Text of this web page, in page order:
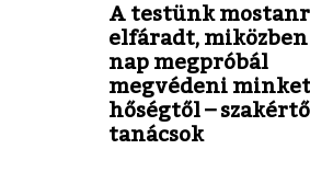
A testünk
elfáradt, miközben
nap megpróbál
megvédeni
hőségtől –
tanácsok